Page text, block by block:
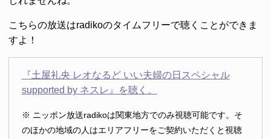
こちらの放送はradikoのタイムフリーで聴くことができま
すよ！
『土屋礼央 レオなるど いい夫婦の日スペシャル
supported by ネスレ』を聴く。
※ ニッポン放送radikoは関東地方でのみ視聴可能です。そ
のほかの地域の人はエリアフリーをご契約いただくと視聴